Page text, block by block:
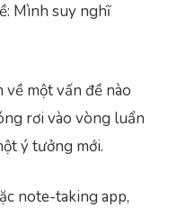
Mình suy nghĩ
một vấn đề nào
rơi vào vòng luẩn
ý tưởng mới.
note-taking app,